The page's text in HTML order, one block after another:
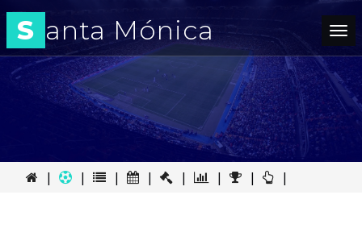
S anta Mónica
| | | | | | | |